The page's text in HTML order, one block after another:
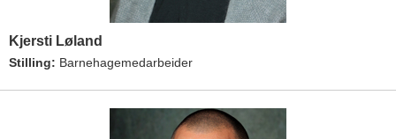
Kjersti Løland
Stilling: Barnehagemedarbeider